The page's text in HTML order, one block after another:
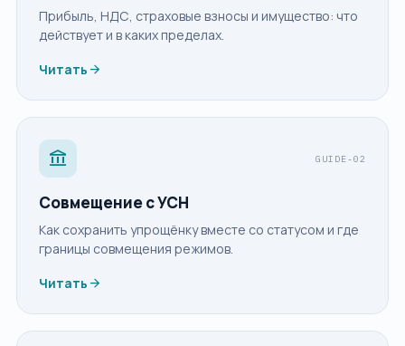
Прибыль, НДС, страховые взносы и имущество: что
действует и в каких пределах.
Читать arrow_forward
account_balance GUIDE-02
Совмещение с УСН
Как сохранить упрощёнку вместе со статусом и где
границы совмещения режимов.
Читать arrow_forward